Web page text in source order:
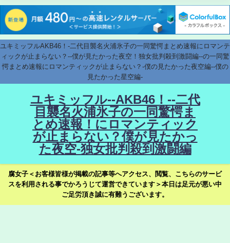
ユキミッフルAKB46！-二代目襲名火浦氷子の一同驚愕まとめ速報にロマンテ
ィックが止まらない？--僕が見たかった夜空！独女批判殺到激闘編--の一同驚
愕まとめ速報にロマンティックが止まらない？-僕の見たかった夜空編--僕の
見たかった星空編-
ユキミッフル--AKB46！--二代
目襲名火浦氷子の一同驚愕ま
とめ速報！にロマンティック
が止まらない？僕が見たかっ
た夜空-独女批判殺到激闘編
腐女子＜お客様皆様が掲載の記事等へアクセス、閲覧、こちらのサービ
スを利用される事でかろうじて運営できています＞本日は足元が悪い中
ご足労頂き誠に有難うございます。